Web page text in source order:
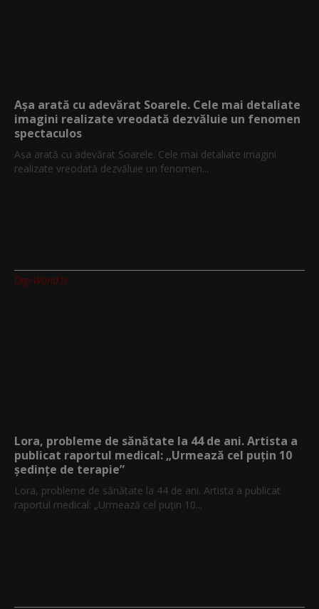
Așa arată cu adevărat Soarele. Cele mai detaliate
imagini realizate vreodată dezvăluie un fenomen
spectaculos
Așa arată cu adevărat Soarele. Cele mai detaliate imagini
realizate vreodată dezvăluie un fenomen...
Digi-World.tv
Lora, probleme de sănătate la 44 de ani. Artista a
publicat raportul medical: „Urmează cel puțin 10
ședințe de terapie”
Lora, probleme de sănătate la 44 de ani. Artista a publicat
raportul medical: „Urmează cel puțin 10...